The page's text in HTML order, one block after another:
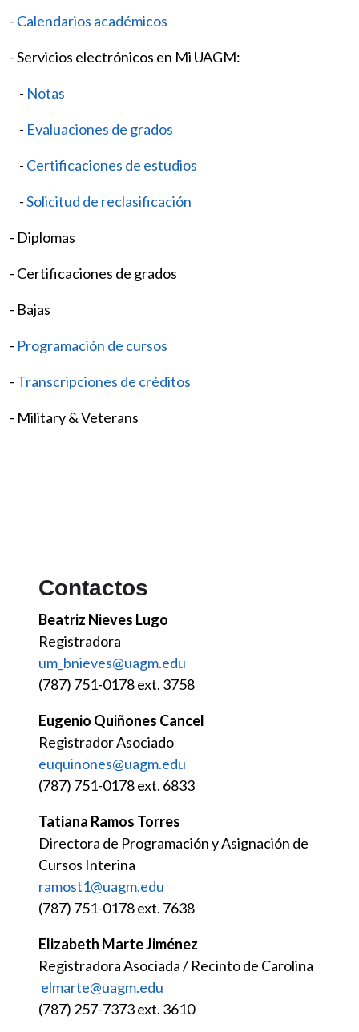
- Calendarios académicos
- Servicios electrónicos en Mi UAGM:
- Notas
- Evaluaciones de grados
- Certificaciones de estudios
-Solicitud de reclasificación
- Diplomas
- Certificaciones de grados
- Bajas
- Programación de cursos
- Transcripciones de créditos
- Military & Veterans
Contactos
Beatriz Nieves Lugo
Registradora
um_bnieves@uagm.edu
(787) 751-0178 ext. 3758
Eugenio Quiñones Cancel
Registrador Asociado
euquinones@uagm.edu
(787) 751-0178 ext. 6833
Tatiana Ramos Torres
Directora de Programación y Asignación de
Cursos Interina
ramost1@uagm.edu
(787) 751-0178 ext. 7638
Elizabeth Marte Jiménez
Registradora Asociada / Recinto de Carolina
elmarte@uagm.edu
(787) 257-7373 ext. 3610